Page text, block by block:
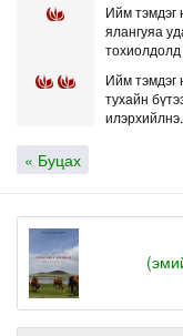
Ийм тэмдэг
ялангуяа
Ийм тэмдэг
тухайн
илэрхийлнэ.
« Буцах